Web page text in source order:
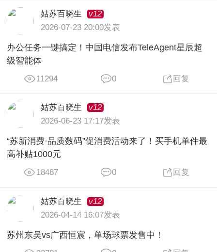
姑苏百晓生
v12
2026-07-23 20:00发表
办公任务一键搞定！中国电信发布TeleAgent星辰超
级智能体
11294 0 回复
姑苏百晓生
v12
2026-06-23 17:17发表
“苏新消费·品质数码”促消费活动来了！买手机单件最
高补贴1000元
18487 0 回复
姑苏百晓生
v12
2026-04-14 16:07发表
苏州东吴vs广西恒宸，单场球票发售中！